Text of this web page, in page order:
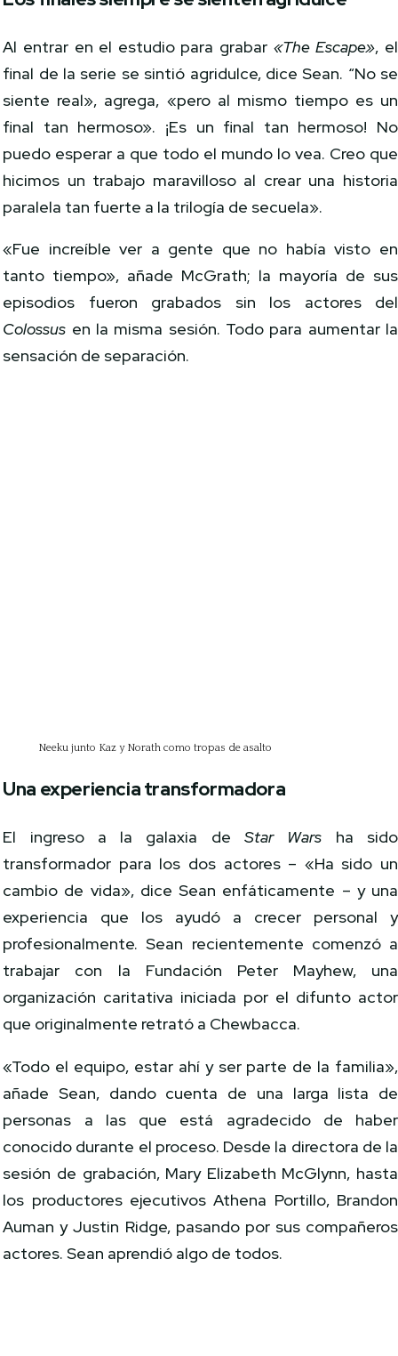
Al entrar en el estudio para grabar «The Escape», el
final de la serie se sintió agridulce, dice Sean. “No se
siente real», agrega, «pero al mismo tiempo es un
final tan hermoso». ¡Es un final tan hermoso! No
puedo esperar a que todo el mundo lo vea. Creo que
hicimos un trabajo maravilloso al crear una historia
paralela tan fuerte a la trilogía de secuela».
«Fue increíble ver a gente que no había visto en
tanto tiempo», añade McGrath; la mayoría de sus
episodios fueron grabados sin los actores del
Colossus en la misma sesión. Todo para aumentar la
sensación de separación.
Neeku junto Kaz y Norath como tropas de asalto
Una experiencia transformadora
El ingreso a la galaxia deStar Wars ha sido
transformador para los dos actores – «Ha sido un
cambio de vida», dice Sean enfáticamente – y una
experiencia que los ayudó a crecer personal y
profesionalmente. Sean recientemente comenzó a
trabajar con la Fundación Peter Mayhew, una
organización caritativa iniciada por el difunto actor
que originalmente retrató a Chewbacca.
«Todo el equipo, estar ahí y ser parte de la familia»,
añade Sean, dando cuenta de una larga lista de
personas a las que está agradecido de haber
conocido durante el proceso. Desde la directora de la
sesión de grabación, Mary Elizabeth McGlynn, hasta
los productores ejecutivos Athena Portillo, Brandon
Auman y Justin Ridge, pasando por sus compañeros
actores. Sean aprendió algo de todos.